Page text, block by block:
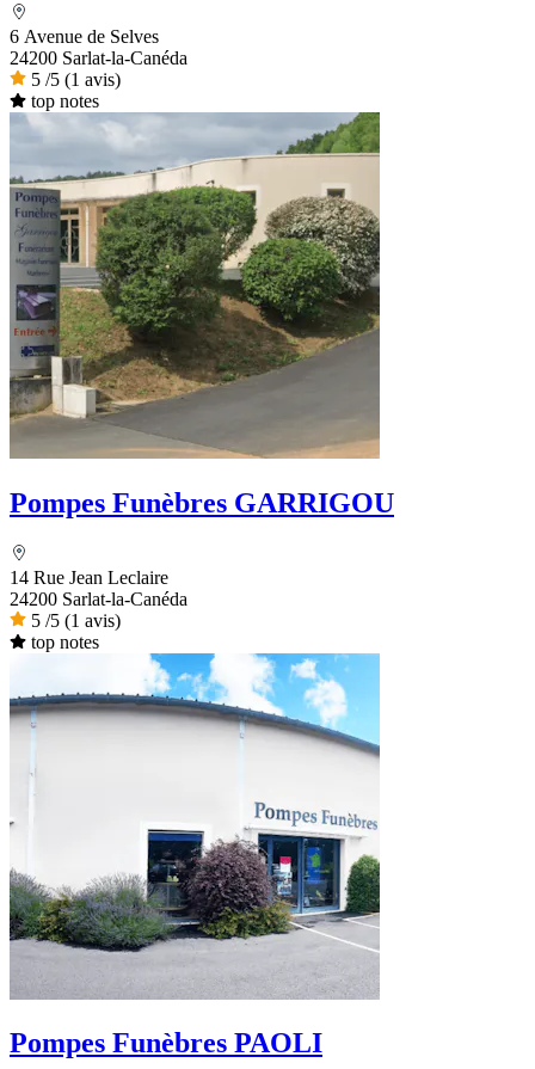
6 Avenue de Selves
24200 Sarlat-la-Canéda
5 /5 (1 avis)
top notes
Pompes Funèbres GARRIGOU
14 Rue Jean Leclaire
24200 Sarlat-la-Canéda
5 /5 (1 avis)
top notes
Pompes Funèbres PAOLI